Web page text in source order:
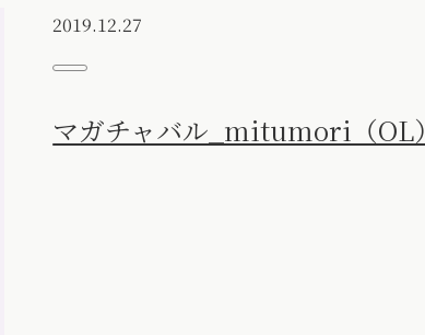
2019.12.27
マガチャバル_mitumori（OL）